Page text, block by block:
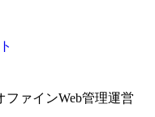
ファインWeb管理運営